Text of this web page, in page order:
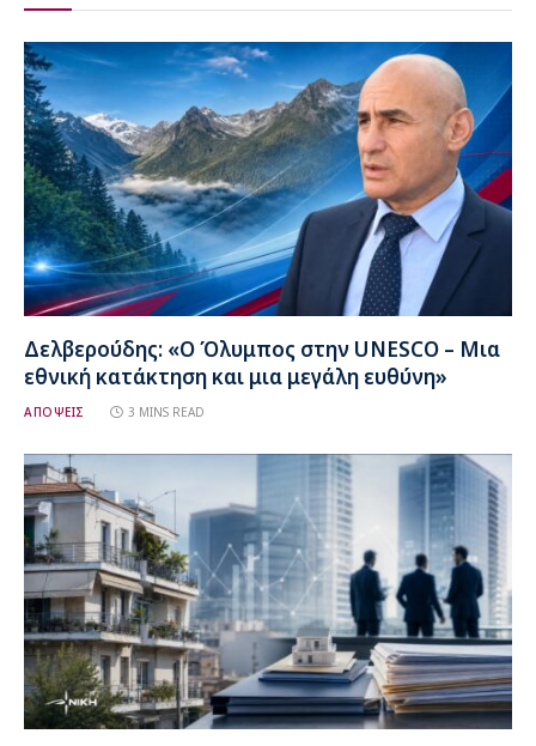
Δελβερούδης: «Ο Όλυμπος στην UNESCO – Μια
εθνική κατάκτηση και μια μεγάλη ευθύνη»
ΑΠΟΨΕΙΣ 3 MINS READ